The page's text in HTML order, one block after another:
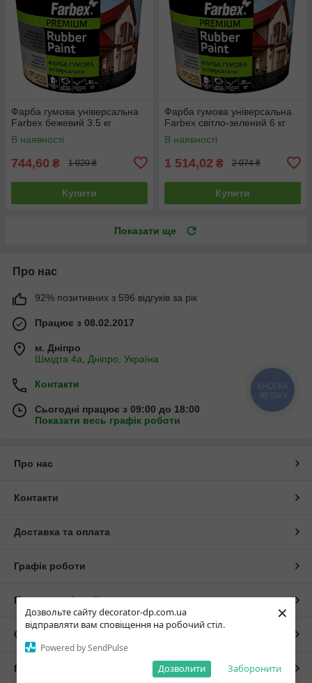
Дозвольте сайту decorator-dp.com.ua
відправляти вам сповіщення на робочий стіл.
Powered by SendPulse
Заборонити
Дозволити
×
Фарба гумова універсальна
Farbex бежевий 3.5 кг
В наявності
744,60 ₴ 1 020 ₴
Купити
Фарба гумова універсальна
Farbex світло-зелений 6 кг
В наявності
1 514,02 ₴ 2 074 ₴
Купити
Показати ще
Про нас
92% позитивних з 596 відгуків за рік
Працює з 08.02.2017
м. Дніпро
Шмідта 4а, Дніпро, Україна
Контакти
Сьогодні працює з 09:00 до 18:00
Показати весь графік роботи
Про нас
Контакти
Доставка та оплата
Графік роботи
Повна версія сайту
Сайт створено на маркетплейсі
Політика конфіденційності